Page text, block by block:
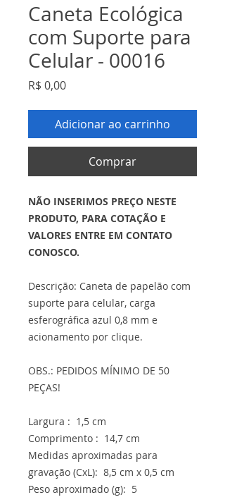
Caneta Ecológica
com Suporte para
Celular - 00016
R$ 0,00Preço
Adicionar ao carrinho
Comprar
NÃO INSERIMOS PREÇO NESTE
PRODUTO, PARA COTAÇÃO E
VALORES ENTRE EM CONTATO
CONOSCO.
Descrição: Caneta de papelão com
suporte para celular, carga
esferográfica azul 0,8 mm e
acionamento por clique.
OBS.: PEDIDOS MÍNIMO DE 50
PEÇAS!
Largura : 1,5 cm
Comprimento : 14,7 cm
Medidas aproximadas para
gravação (CxL): 8,5 cm x 0,5 cm
Peso aproximado (g): 5